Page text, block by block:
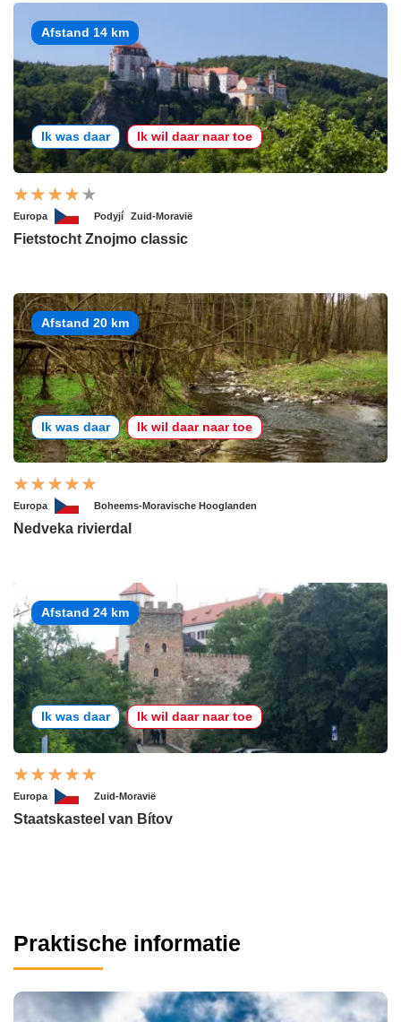
Afstand 14 km
Ik was daar Ik wil daar naar toe
Europa Podyjí Zuid-Moravië
Fietstocht Znojmo classic
Afstand 20 km
Ik was daar Ik wil daar naar toe
Europa Boheems-Moravische Hooglanden
Nedveka rivierdal
Afstand 24 km
Ik was daar Ik wil daar naar toe
Europa Zuid-Moravië
Staatskasteel van Bítov
Praktische informatie